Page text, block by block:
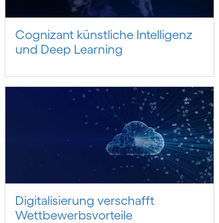
Cognizant künstliche Intelligenz
und Deep Learning
Digitalisierung verschafft
Wettbewerbsvorteile